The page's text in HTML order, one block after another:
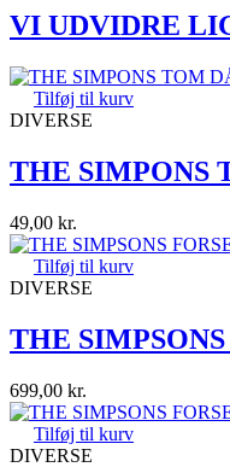
VI UDVIDRE
Tilføj til kurv
DIVERSE
THE SIMPONS
49,00 kr.
Tilføj til kurv
DIVERSE
THE
699,00 kr.
Tilføj til kurv
DIVERSE